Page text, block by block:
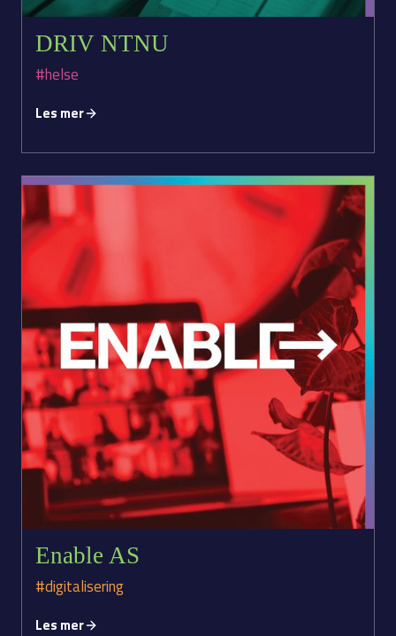
DRIV NTNU
#helse
Les mer
Enable AS
#digitalisering
Les mer